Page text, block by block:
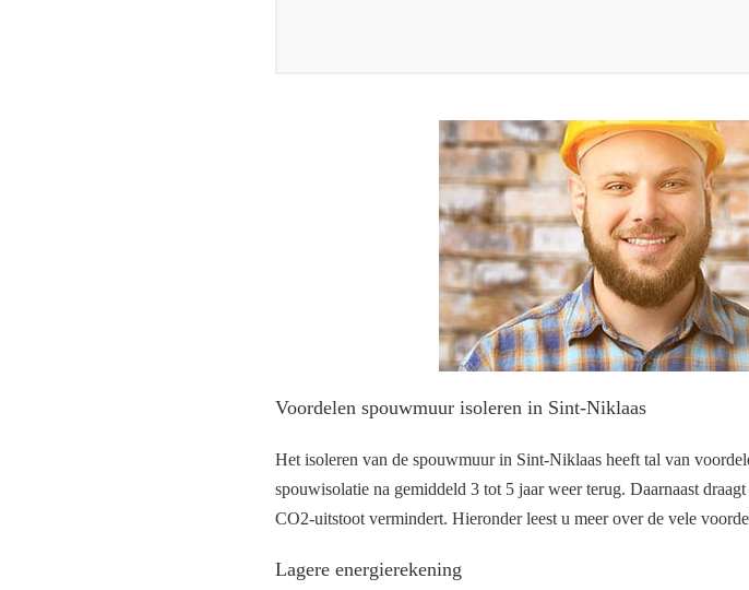
Voordelen spouwmuur isoleren in Sint-Niklaas
Het isoleren van de spouwmuur in Sint-Niklaas heeft tal van
spouwisolatie na gemiddeld 3 tot 5 jaar weer terug. Daarnaast
CO2-uitstoot vermindert. Hieronder leest u meer over de vele
Lagere energierekening